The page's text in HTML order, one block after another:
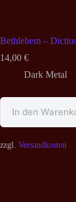
Bethlehem –
14,00 €
Dark Metal
In den
zzgl. Versandkosten